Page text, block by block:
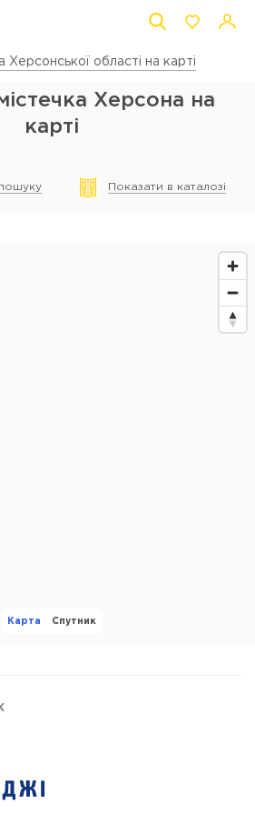
Херсонської області на карті
Херсона на
карті
Показати в каталозі
Карта Спутник